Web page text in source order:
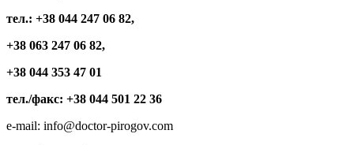
тел.: +38 044 247 06 82,
+38 063 247 06 82,
+38 044 353 47 01
тел./факс: +38 044 501 22 36
e-mail: info@doctor-pirogov.com